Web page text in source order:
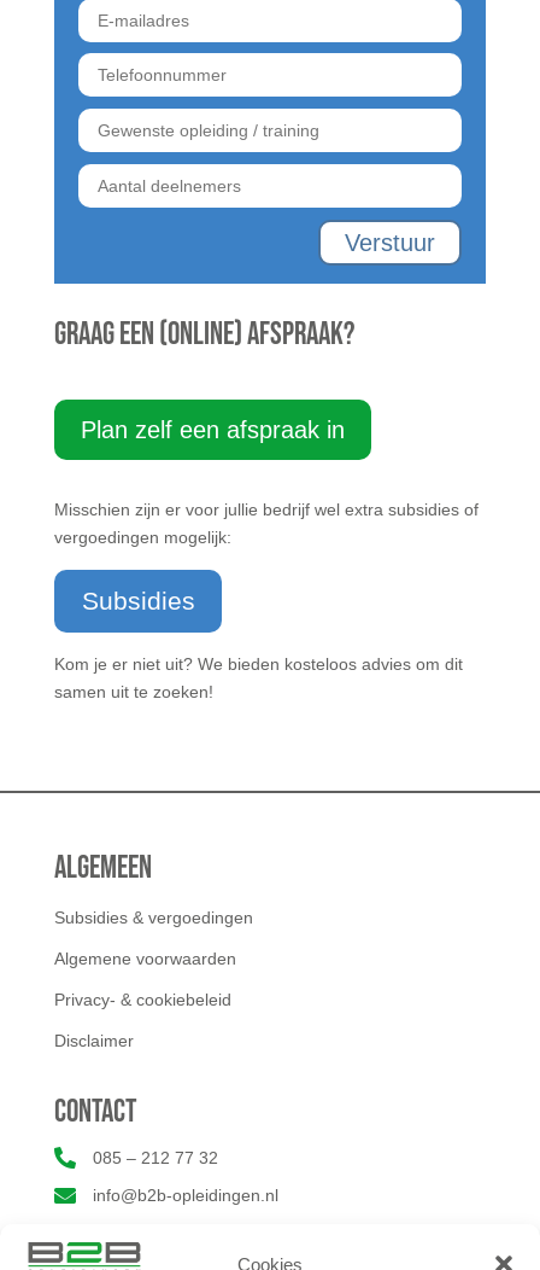
Cookies
Verstuur
Graag een (online) afspraak?
Plan zelf een afspraak in
Misschien zijn er voor jullie bedrijf wel extra subsidies of
vergoedingen mogelijk:
Subsidies
Kom je er niet uit? We bieden kosteloos advies om dit
samen uit te zoeken!
Algemeen
Subsidies & vergoedingen
Algemene voorwaarden
Privacy- & cookiebeleid
Disclaimer
Contact
 085 – 212 77 32
 info@b2b-opleidingen.nl